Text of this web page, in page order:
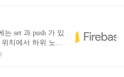
=> { const { fullP
는 set 과 push 가 있
치에서 하위 노드
니다. 키 값이 따